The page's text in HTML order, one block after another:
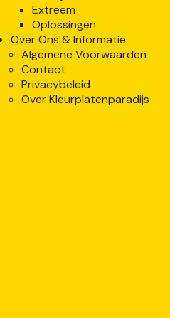
Extreem
Oplossingen
Over Ons & Informatie
Algemene Voorwaarden
Contact
Privacybeleid
Over Kleurplatenparadijs